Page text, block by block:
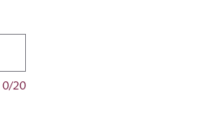
0/20